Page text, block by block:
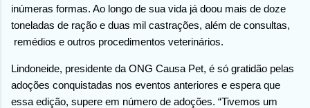
inúmeras formas. Ao longo de sua vida já doou mais de doze
toneladas de ração e duas mil castrações, além de consultas,
remédios e outros procedimentos veterinários.
Lindoneide, presidente da ONG Causa Pet, é só gratidão pelas
adoções conquistadas nos eventos anteriores e espera que
essa edição, supere em número de adoções. “Tivemos um